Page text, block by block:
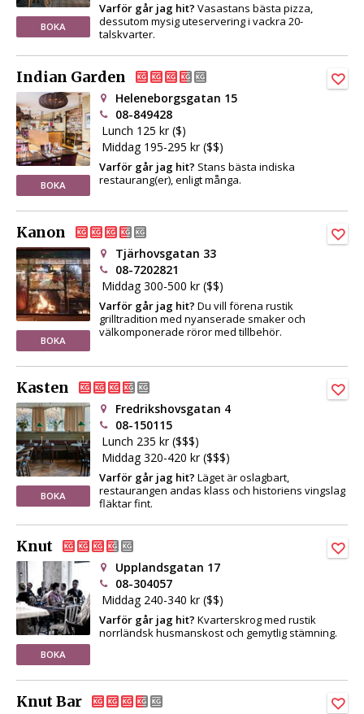
BOKA
Varför går jag hit? Vasastans bästa pizza,
dessutom mysig uteservering i vackra 20-
talskvarter.
Indian Garden
BOKA
Heleneborgsgatan 15
08-849428
Lunch 125 kr ($)
Middag 195-295 kr ($$)
Varför går jag hit? Stans bästa indiska
restaurang(er), enligt många.
Kanon
BOKA
Tjärhovsgatan 33
08-7202821
Middag 300-500 kr ($$)
Varför går jag hit? Du vill förena rustik
grilltradition med nyanserade smaker och
välkomponerade röror med tillbehör.
Kasten
BOKA
Fredrikshovsgatan 4
08-150115
Lunch 235 kr ($$$)
Middag 320-420 kr ($$$)
Varför går jag hit? Läget är oslagbart,
restaurangen andas klass och historiens vingslag
fläktar fint.
Knut
BOKA
Upplandsgatan 17
08-304057
Middag 240-340 kr ($$)
Varför går jag hit? Kvarterskrog med rustik
norrländsk husmanskost och gemytlig stämning.
Knut Bar